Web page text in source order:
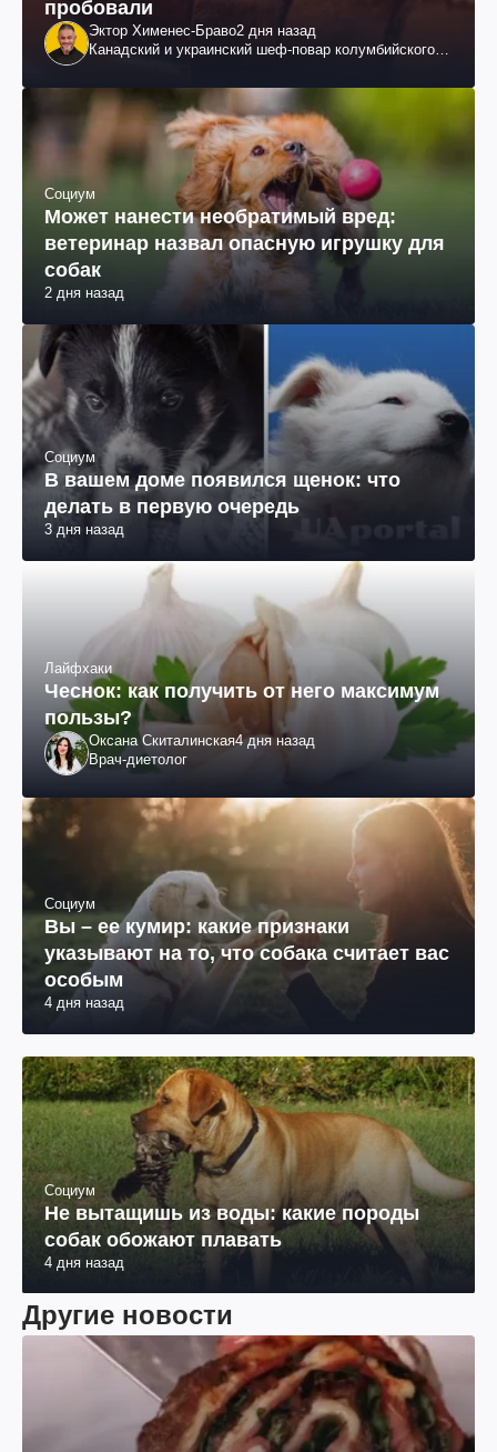
пробовали
Эктор Хименес-Браво2 дня назад
Канадский и украинский шеф-повар колумбийского
Социум
Может нанести необратимый вред:
ветеринар назвал опасную игрушку для
собак
2 дня назад
Социум
В вашем доме появился щенок: что
делать в первую очередь
3 дня назад
Лайфхаки
Чеснок: как получить от него максимум
пользы?
Оксана Скиталинская4 дня назад
Врач-диетолог
Социум
Вы – ее кумир: какие признаки
указывают на то, что собака считает вас
особым
4 дня назад
Социум
Не вытащишь из воды: какие породы
собак обожают плавать
4 дня назад
Другие новости